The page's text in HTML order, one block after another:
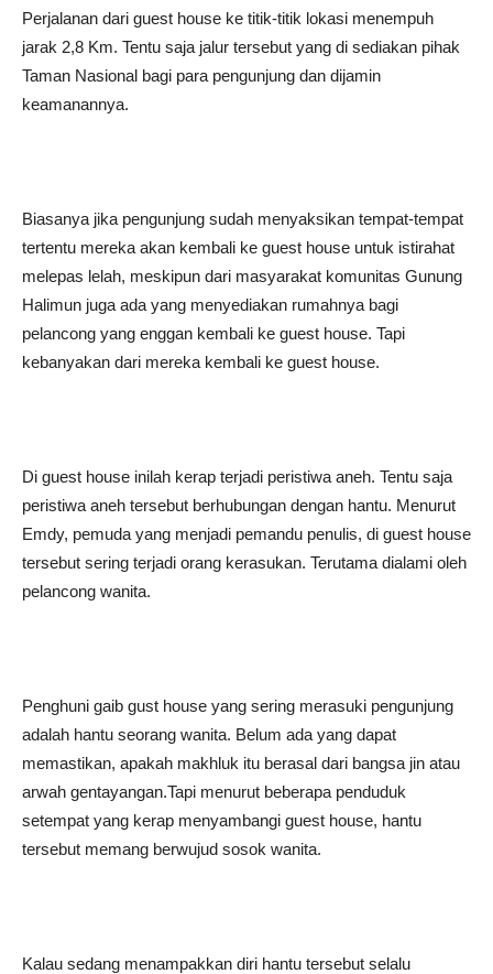
Perjalanan dari guest house ke titik-titik lokasi menempuh
jarak 2,8 Km. Tentu saja jalur tersebut yang di sediakan pihak
Taman Nasional bagi para pengunjung dan dijamin
keamanannya.
Biasanya jika pengunjung sudah menyaksikan tempat-tempat
tertentu mereka akan kembali ke guest house untuk istirahat
melepas lelah, meskipun dari masyarakat komunitas Gunung
Halimun juga ada yang menyediakan rumahnya bagi
pelancong yang enggan kembali ke guest house. Tapi
kebanyakan dari mereka kembali ke guest house.
Di guest house inilah kerap terjadi peristiwa aneh. Tentu saja
peristiwa aneh tersebut berhubungan dengan hantu. Menurut
Emdy, pemuda yang menjadi pemandu penulis, di guest house
tersebut sering terjadi orang kerasukan. Terutama dialami oleh
pelancong wanita.
Penghuni gaib gust house yang sering merasuki pengunjung
adalah hantu seorang wanita. Belum ada yang dapat
memastikan, apakah makhluk itu berasal dari bangsa jin atau
arwah gentayangan.Tapi menurut beberapa penduduk
setempat yang kerap menyambangi guest house, hantu
tersebut memang berwujud sosok wanita.
Kalau sedang menampakkan diri hantu tersebut selalu